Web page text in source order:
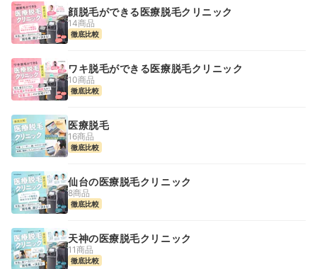
顔脱毛ができる医療脱毛クリニック
14商品
徹底比較
ワキ脱毛ができる医療脱毛クリニック
10商品
徹底比較
医療脱毛
16商品
徹底比較
仙台の医療脱毛クリニック
8商品
徹底比較
天神の医療脱毛クリニック
11商品
徹底比較